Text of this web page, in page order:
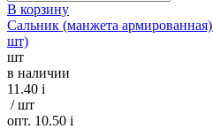
В корзину
Сальник (манжета
шт)
шт
в наличии
11.40 i
/ шт
опт. 10.50 i